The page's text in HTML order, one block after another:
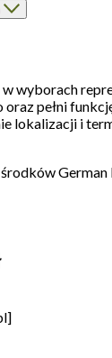
w wyborach
pełni
lokalizacji i
German